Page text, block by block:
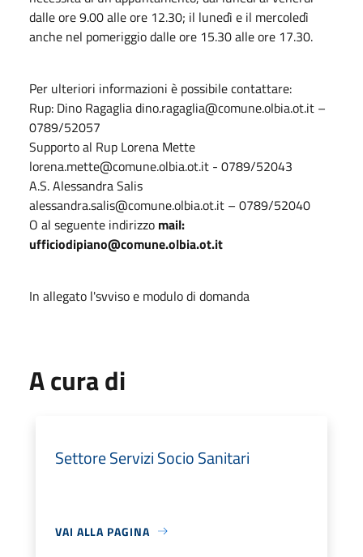
dalle ore 9.00 alle ore 12.30; il lunedì e il mercoledì
anche nel pomeriggio dalle ore 15.30 alle ore 17.30.
Per ulteriori informazioni è possibile contattare:
Rup: Dino Ragaglia dino.ragaglia@comune.olbia.ot.it –
0789/52057
Supporto al Rup Lorena Mette
lorena.mette@comune.olbia.ot.it - 0789/52043
A.S. Alessandra Salis
alessandra.salis@comune.olbia.ot.it – 0789/52040
O al seguente indirizzo mail:
ufficiodipiano@comune.olbia.ot.it
In allegato l'svviso e modulo di domanda
A cura di
Settore Servizi Socio Sanitari
VAI ALLA PAGINA